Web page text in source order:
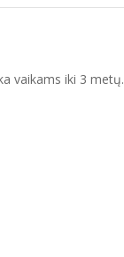
vaikams iki 3 metų.